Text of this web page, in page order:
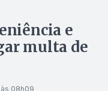
e
multa de
às 08h09